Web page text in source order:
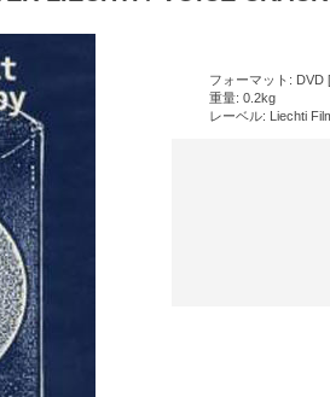
フォーマット: DVD
重量: 0.2kg
レーベル: Liechti